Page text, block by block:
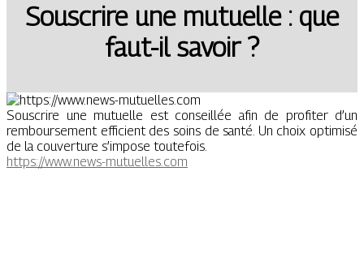
Souscrire une mutuelle : que
faut-il savoir ?
Souscrire une mutuelle est conseillée afin de profiter d’un
remboursement efficient des soins de santé. Un choix optimisé
de la couverture s’impose toutefois.
https://www.news-mutuelles.com